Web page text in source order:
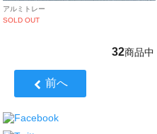
アルミトレー
SOLD OUT
32商品中
前へ